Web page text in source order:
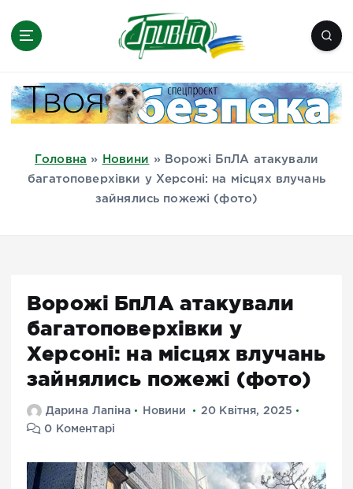
Миколаїв, Одеса, Мелітополь
Головна » Новини »
Ворожі БпЛА атакували
багатоповерхівки у Херсоні: на місцях влучань
зайнялись пожежі (фото)
Ворожі БпЛА атакували
багатоповерхівки у
Херсоні: на місцях влучань
зайнялись пожежі (фото)
Дарина Лапіна Новини
20 Квітня, 2025
0 Коментарі